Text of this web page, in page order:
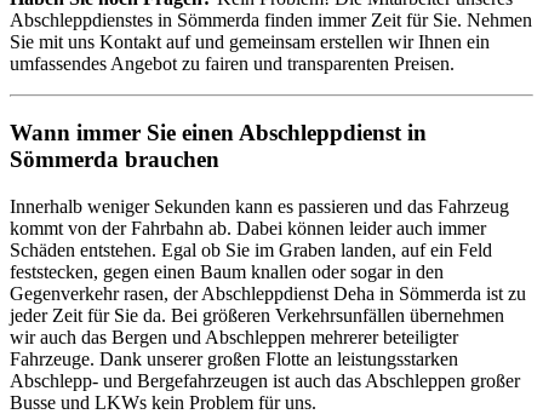
Abschleppdienstes in Sömmerda finden immer Zeit für Sie. Nehmen
Sie mit uns Kontakt auf und gemeinsam erstellen wir Ihnen ein
umfassendes Angebot zu fairen und transparenten Preisen.
Wann immer Sie einen Abschleppdienst in
Sömmerda brauchen
Innerhalb weniger Sekunden kann es passieren und das Fahrzeug
kommt von der Fahrbahn ab. Dabei können leider auch immer
Schäden entstehen. Egal ob Sie im Graben landen, auf ein Feld
feststecken, gegen einen Baum knallen oder sogar in den
Gegenverkehr rasen, der Abschleppdienst Deha in Sömmerda ist zu
jeder Zeit für Sie da. Bei größeren Verkehrsunfällen übernehmen
wir auch das Bergen und Abschleppen mehrerer beteiligter
Fahrzeuge. Dank unserer großen Flotte an leistungsstarken
Abschlepp- und Bergefahrzeugen ist auch das Abschleppen großer
Busse und LKWs kein Problem für uns.